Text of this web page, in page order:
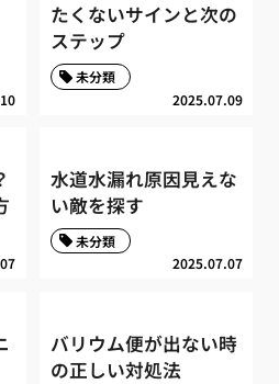
たくないサインと次の
ステップ
2025.07.09
未分類
水道水漏れ原因見えな
い敵を探す
2025.07.07
未分類
バリウム便が出ない時
の正しい対処法